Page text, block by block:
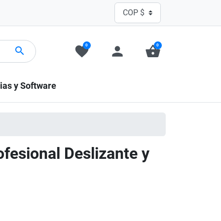
search favorite
0 person shopping_basket
0
y Software
Deslizante y